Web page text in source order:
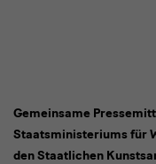
Gemeinsame
Gemeinsame
Staatsministeriums für
den Staatlichen